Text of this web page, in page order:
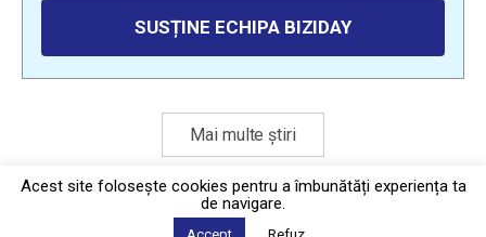
SUSȚINE ECHIPA BIZIDAY
Mai multe știri
Politica de confidențialitate
Acest site foloseşte cookies pentru a îmbunătăți experiența ta
de navigare.